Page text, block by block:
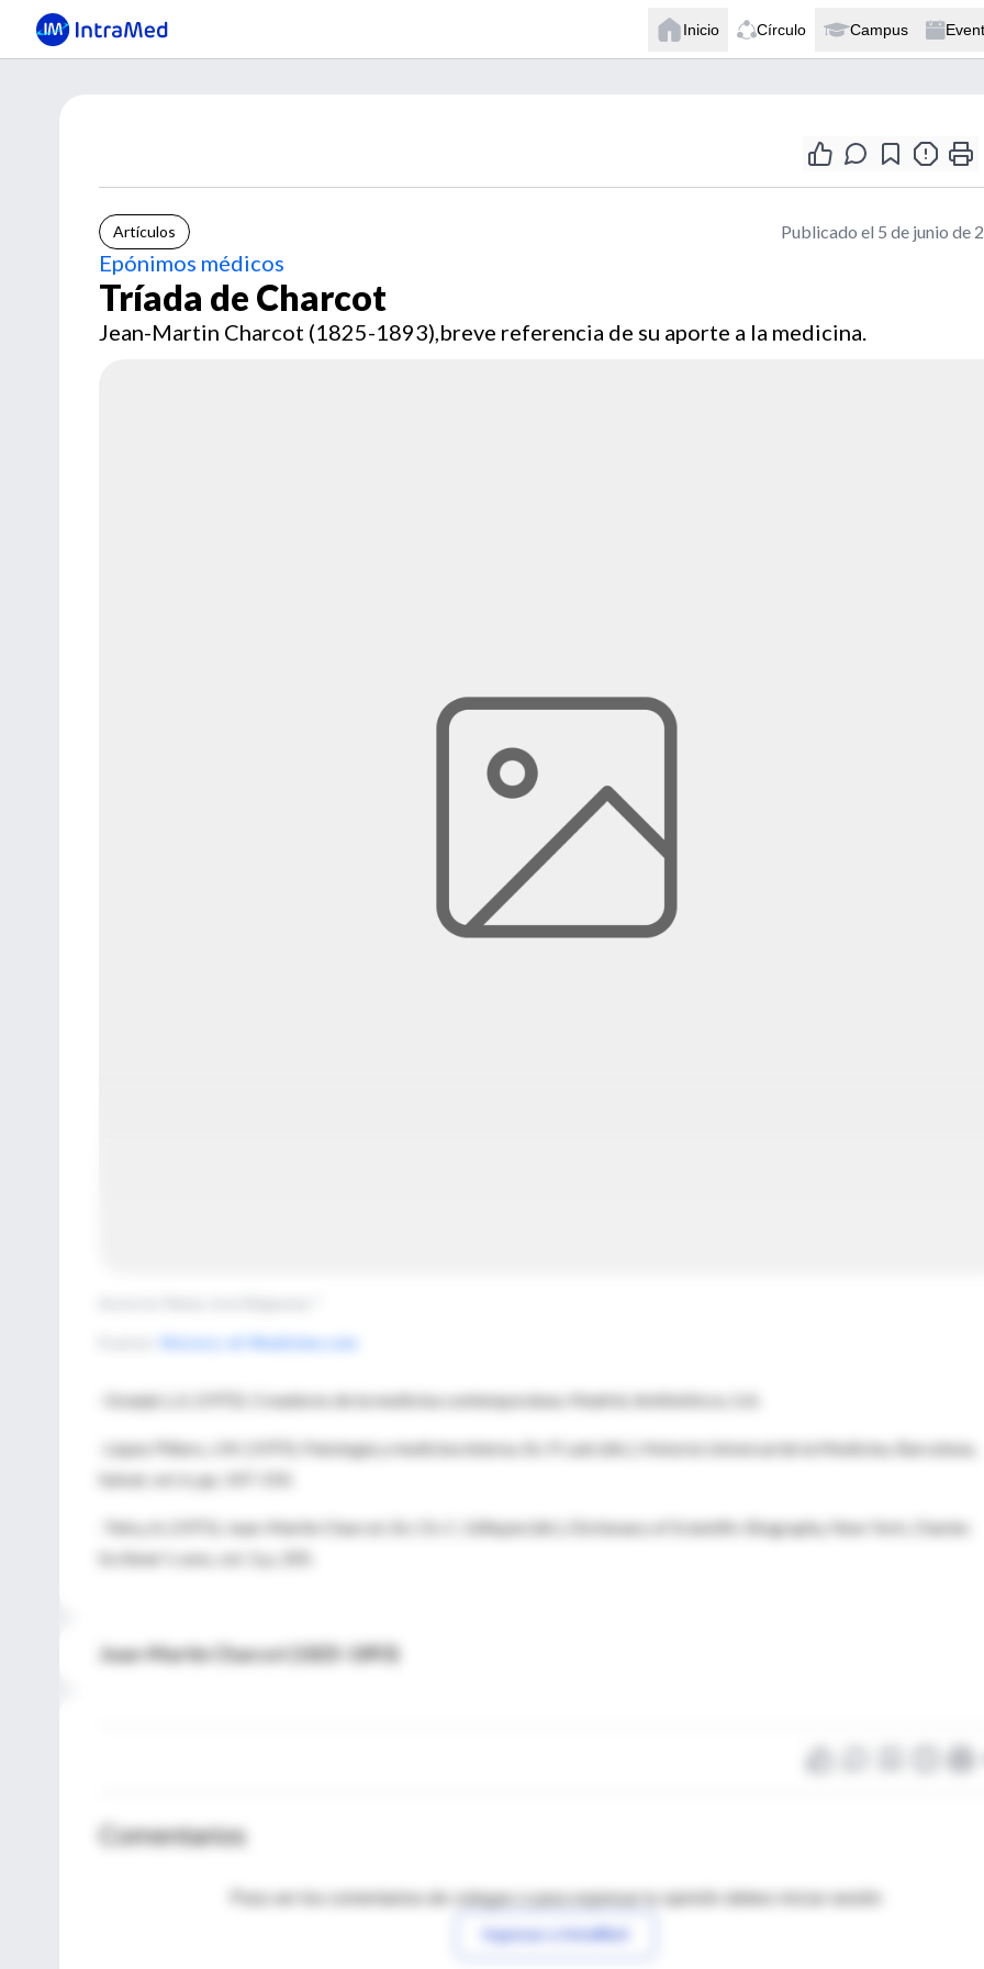
Inicio Círculo Campus
Artículos Publicado el 5 de junio de
Epónimos médicos
Tríada de Charcot
Jean-Martin Charcot (1825-1893),breve referencia de su aporte a la medicina.
History-of-Medicine.com
-Granjel, L.S. (1972). Creadores de la medicina contemporánea. Madrid, Antibióticos, S.A.
-López Piñero, J.M. (1975). Patología y medicina interna. En: P. Laín (dir.), Historia Universal de la Medicina. Barcelona,
Salvat, vol. 6, pp. 147-150.
-Tetry, A. (1971). Jean-Martin Charcot. En: Ch. C. Gillispie (dir.), Dictionary of Scientific Biography. New York, Charles
Scribner's sons, vol. 3, p. 205.
Jean-Martin Charcot (1825-1893)
Comentarios
Para ver los comentarios de colegas o para expresar tu opinión debes iniciar sesión
Ingresar a IntraMed